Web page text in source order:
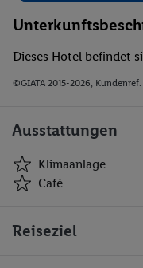
Dieses Hotel befindet
©GIATA 2015-2026, Kundenref.
Ausstattungen
Klimaanlage
Café
Café
Reiseziel